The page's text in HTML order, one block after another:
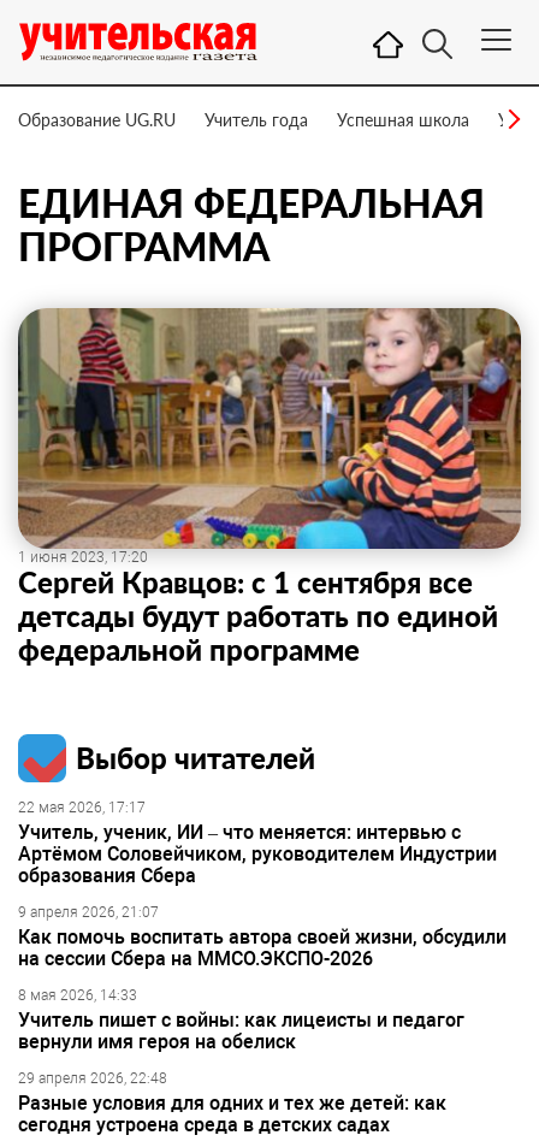
Образование UG.RU Учитель года Успешная школа
ЕДИНАЯ ФЕДЕРАЛЬНАЯ
ПРОГРАММА
1 июня 2023, 17:20
Сергей Кравцов: с 1 сентября все
детсады будут работать по единой
федеральной программе
Выбор читателей
22 мая 2026, 17:17
Учитель, ученик, ИИ – что меняется: интервью с
Артёмом Соловейчиком, руководителем Индустрии
образования Сбера
9 апреля 2026, 21:07
Как помочь воспитать автора своей жизни, обсудили
на сессии Сбера на ММСО.ЭКСПО-2026
8 мая 2026, 14:33
Учитель пишет с войны: как лицеисты и педагог
вернули имя героя на обелиск
29 апреля 2026, 22:48
Разные условия для одних и тех же детей: как
сегодня устроена среда в детских садах